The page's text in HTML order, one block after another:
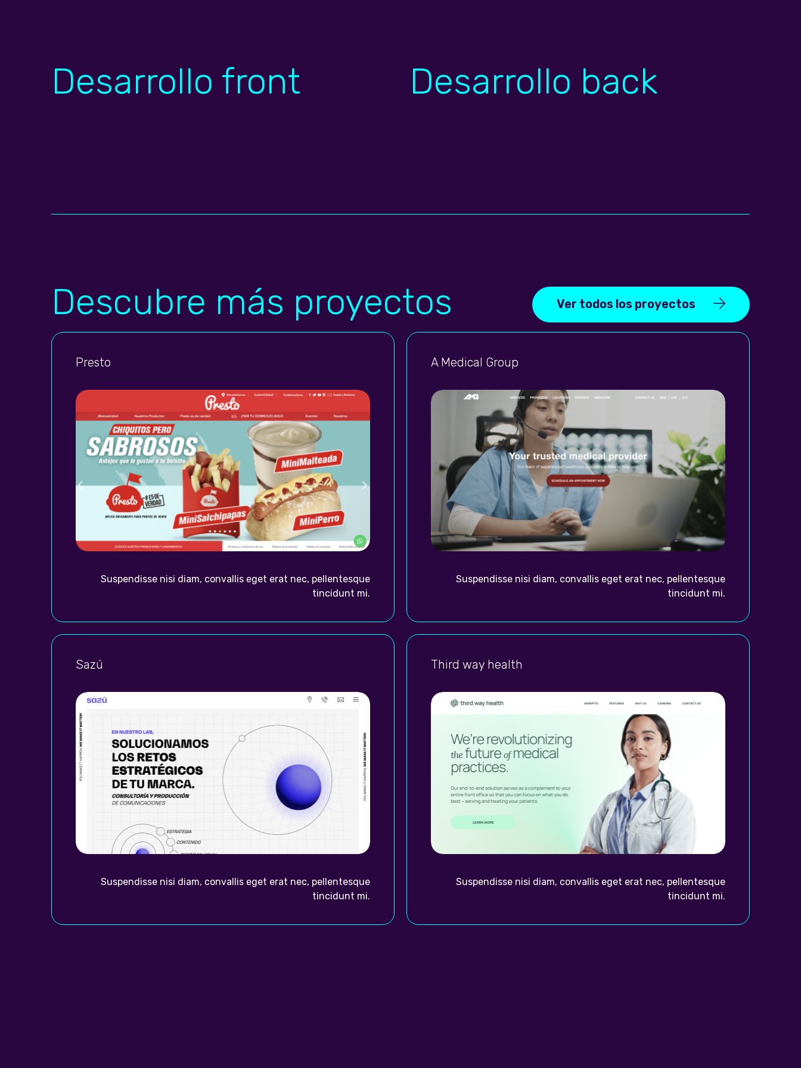
Desarrollo front Desarrollo back
Descubre más proyectos Ver todos los proyectos
Presto
Suspendisse nisi diam, convallis eget erat nec, pellentesque
tincidunt mi.
A Medical Group
Suspendisse nisi diam, convallis eget erat nec, pellentesque
tincidunt mi.
Sazú
Suspendisse nisi diam, convallis eget erat nec, pellentesque
tincidunt mi.
Third way health
Suspendisse nisi diam, convallis eget erat nec, pellentesque
tincidunt mi.